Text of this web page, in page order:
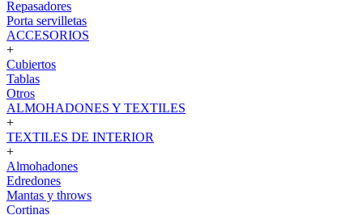
Repasadores
Porta servilletas
ACCESORIOS
+
Cubiertos
Tablas
Otros
ALMOHADONES Y TEXTILES
+
TEXTILES DE INTERIOR
+
Almohadones
Edredones
Mantas y throws
Cortinas